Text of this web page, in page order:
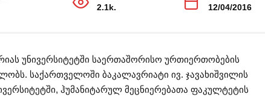
2.1k. 12/04/2016
უნივერსიტეტში საერთაშორისო ურთიერთობების
საქართველოში ბაკალავრიატი ივ. ჯავახიშვილის
ჰუმანიტარულ მეცნიერებათა ფაკულტეტის